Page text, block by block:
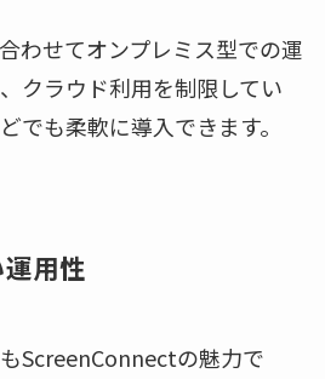
わせてオンプレミス型での運
クラウド利用を制限してい
でも柔軟に導入できます。
用性
ScreenConnectの魅力で